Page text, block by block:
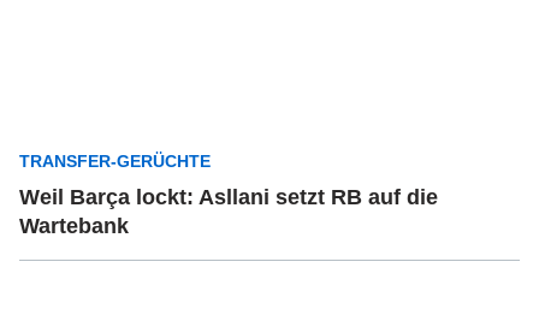
TRANSFER-GERÜCHTE
Weil Barça lockt: Asllani setzt RB auf die
Wartebank